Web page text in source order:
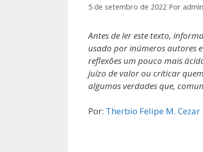
5 de setembro de 2022 Por admin
Antes de ler este texto,
usado por inúmeros autores
reflexões um pouco mais
juízo de valor ou criticar
algumas verdades que,
Por: Therbio Felipe M. Cezar